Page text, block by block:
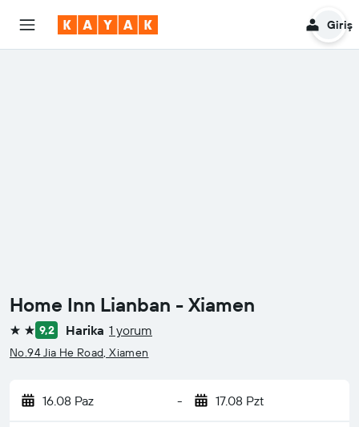
Giriş
Home Inn Lianban - Xiamen
2 yıldız9,2 Harika 1 yorum
No.94 Jia He Road, Xiamen
16.08 Paz - 17.08 Pzt